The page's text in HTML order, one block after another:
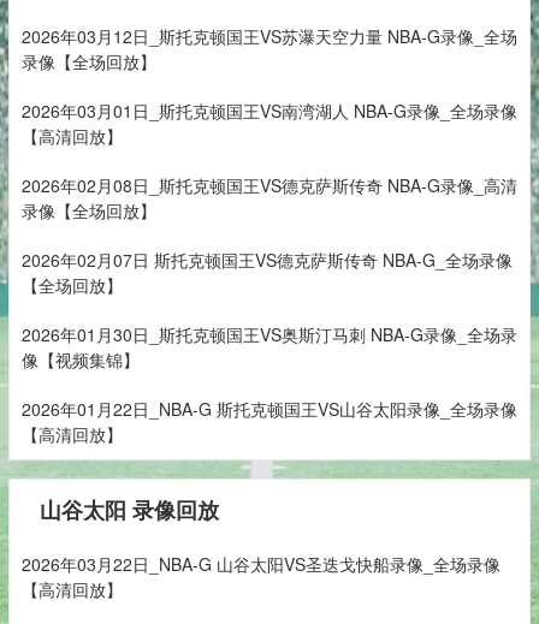
2026年03月12日_斯托克顿国王VS苏瀑天空力量 NBA-G录像_全场
录像【全场回放】
2026年03月01日_斯托克顿国王VS南湾湖人 NBA-G录像_全场录像
【高清回放】
2026年02月08日_斯托克顿国王VS德克萨斯传奇 NBA-G录像_高清
录像【全场回放】
2026年02月07日 斯托克顿国王VS德克萨斯传奇 NBA-G_全场录像
【全场回放】
2026年01月30日_斯托克顿国王VS奥斯汀马刺 NBA-G录像_全场录
像【视频集锦】
2026年01月22日_NBA-G 斯托克顿国王VS山谷太阳录像_全场录像
【高清回放】
山谷太阳 录像回放
2026年03月22日_NBA-G 山谷太阳VS圣迭戈快船录像_全场录像
【高清回放】